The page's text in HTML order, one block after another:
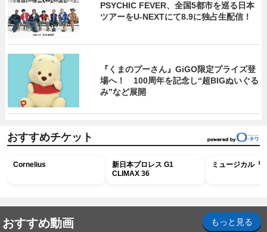
PSYCHIC FEVER、全国5都市を巡る日本
ツアーをU‐NEXTにて8.9に独占生配信！
『くまのプーさん』GiGO限定プライズ登
場へ！ 100周年を記念し“超BIGぬいぐる
み”など展開
おすすめチケット
Cornelius
新日本プロレス G1
CLIMAX 36
ミュージカル『
おすすめ動画 もっと見る